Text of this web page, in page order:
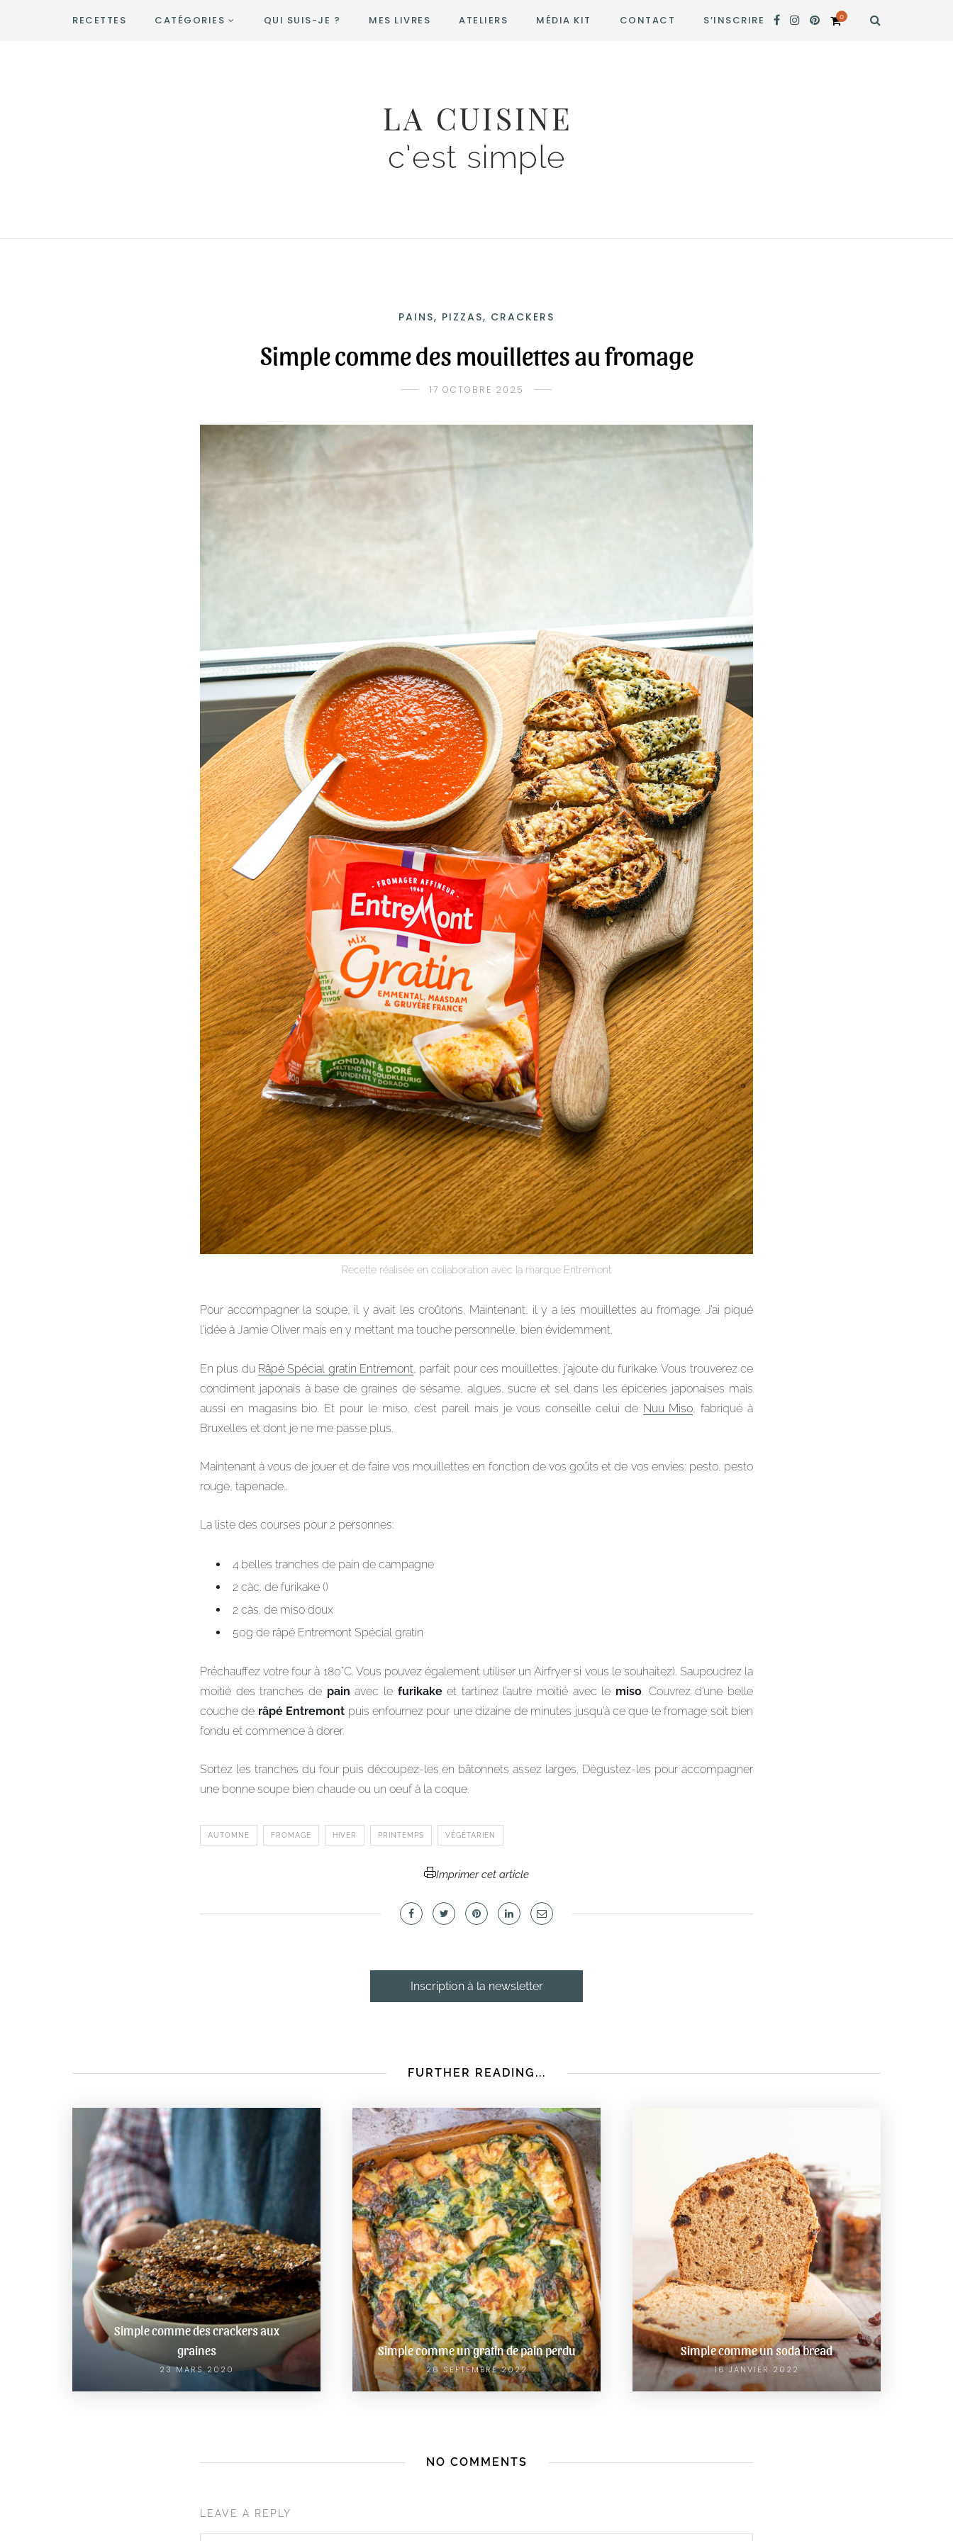
RECETTES CATÉGORIES QUI SUIS-JE ? MES LIVRES ATELIERS MÉDIA KIT CONTACT S’INSCRIRE 0
PAINS, PIZZAS, CRACKERS
Simple comme des mouillettes au fromage
17 OCTOBRE 2025
Recette réalisée en collaboration avec la marque Entremont
Pour accompagner la soupe, il y avait les croûtons. Maintenant, il y a les mouillettes au fromage. J’ai piqué
l’idée à Jamie Oliver mais en y mettant ma touche personnelle, bien évidemment.
En plus du Râpé Spécial gratin Entremont , parfait pour ces mouillettes, j’ajoute du furikake. Vous trouverez ce
condiment japonais à base de graines de sésame, algues, sucre et sel dans les épiceries japonaises mais
aussi en magasins bio. Et pour le miso, c’est pareil mais je vous conseille celui de Nuu Miso , fabriqué à
Bruxelles et dont je ne me passe plus.
Maintenant à vous de jouer et de faire vos mouillettes en fonction de vos goûts et de vos envies: pesto, pesto
rouge, tapenade…
La liste des courses pour 2 personnes:
4 belles tranches de pain de campagne
2 càc. de furikake ()
2 càs. de miso doux
50g de râpé Entremont Spécial gratin
Préchauffez votre four à 180°C. Vous pouvez également utiliser un Airfryer si vous le souhaitez). Saupoudrez la
moitié des tranches de pain avec le furikakeet tartinez l’autre moitié avec le miso. Couvrez d’une belle
couche de râpé Entremont puis enfournez pour une dizaine de minutes jusqu’à ce que le fromage soit bien
fondu et commence à dorer.
Sortez les tranches du four puis découpez-les en bâtonnets assez larges. Dégustez-les pour accompagner
une bonne soupe bien chaude ou un oeuf à la coque.
AUTOMNE FROMAGE HIVER PRINTEMPS VÉGÉTARIEN
Imprimer cet article
Inscription à la newsletter
FURTHER READING...
Simple comme des crackers aux
graines
23 MARS 2020
Simple comme un gratin de pain perdu
26 SEPTEMBRE 2022
Simple comme un soda bread
16 JANVIER 2022
NO COMMENTS
LEAVE A REPLY